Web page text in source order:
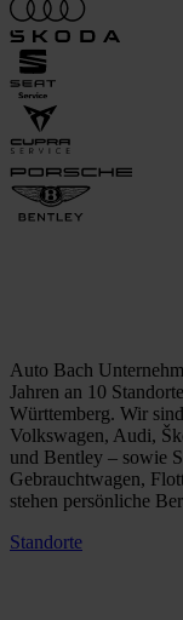
Auto Bach
Jahren an 10
Württemberg. Wir
Volkswagen, Audi,
und Bentley – sowie
Gebrauchtwagen,
stehen persönliche
Standorte